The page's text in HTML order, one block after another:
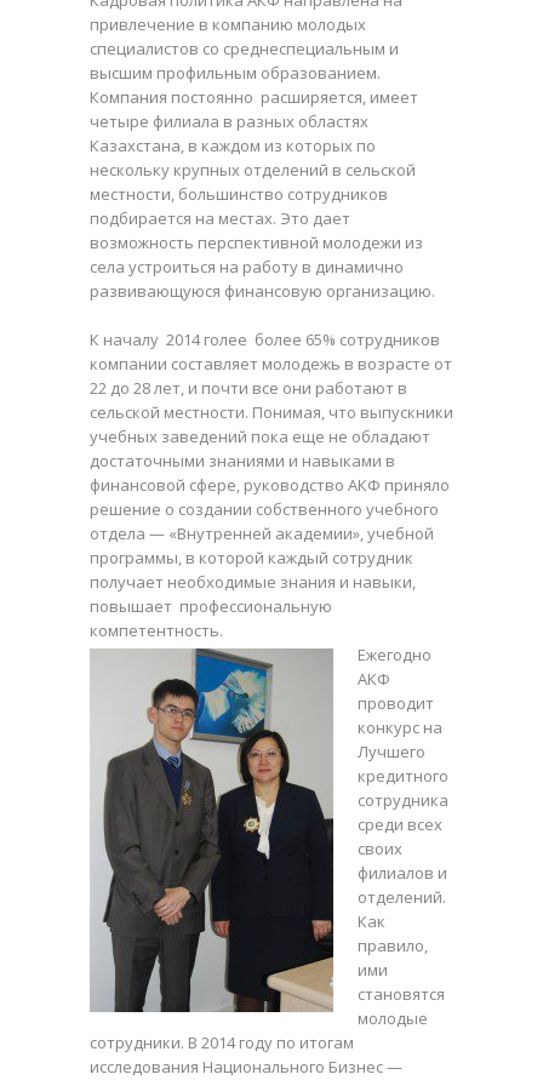
привлечение в компанию молодых
специалистов со среднеспециальным и
высшим профильным образованием.
Компания постоянно расширяется, имеет
четыре филиала в разных областях
Казахстана, в каждом из которых по
нескольку крупных отделений в сельской
местности, большинство сотрудников
подбирается на местах. Это дает
возможность перспективной молодежи из
села устроиться на работу в динамично
развивающуюся финансовую организацию.
К началу 2014 голее более 65% сотрудников
компании составляет молодежь в возрасте от
22 до 28 лет, и почти все они работают в
сельской местности. Понимая, что выпускники
учебных заведений пока еще не обладают
достаточными знаниями и навыками в
финансовой сфере, руководство АКФ приняло
решение о создании собственного учебного
отдела — «Внутренней академии», учебной
программы, в которой каждый сотрудник
получает необходимые знания и навыки,
повышает профессиональную
компетентность.
Ежегодно
АКФ
проводит
конкурс на
Лучшего
кредитного
сотрудника
среди всех
своих
филиалов и
отделений.
Как
правило,
ими
становятся
молодые
сотрудники. В 2014 году по итогам
исследования Национального Бизнес —